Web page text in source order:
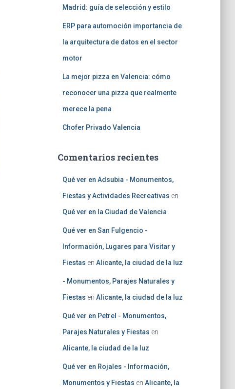
Madrid: guía de selección y estilo
ERP para automoción importancia de
la arquitectura de datos en el sector
motor
La mejor pizza en Valencia: cómo
reconocer una pizza que realmente
merece la pena
Chofer Privado Valencia
Comentarios recientes
Qué ver en Adsubia - Monumentos,
Fiestas y Actividades Recreativas en
Qué ver en la Ciudad de Valencia
Qué ver en San Fulgencio -
Información, Lugares para Visitar y
Fiestas en Alicante, la ciudad de la luz
- Monumentos, Parajes Naturales y
Fiestas en Alicante, la ciudad de la luz
Qué ver en Petrel - Monumentos,
Parajes Naturales y Fiestas en
Alicante, la ciudad de la luz
Qué ver en Rojales - Información,
Monumentos y Fiestas en Alicante, la